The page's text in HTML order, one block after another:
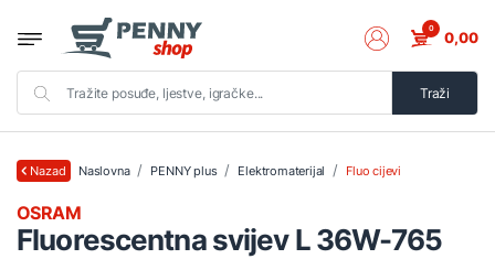
Traži
0 0,00
Nazad Naslovna PENNY plus Elektromaterijal Fluo cijevi
Fluorescentna svijev L 36W-765
OSRAM